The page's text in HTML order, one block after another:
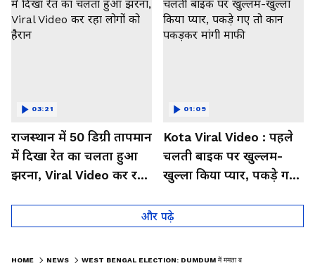
राजस्थान में 50 डिग्री तापमान
में दिखा रेत का चलता हुआ
झरना, Viral Video कर रहा
03:21
Kota Viral Video : पहले
चलती बाइक पर खुल्लम-
खुल्ला किया प्यार, पकड़े गए
01:09
और पढ़े
HOME NEWS